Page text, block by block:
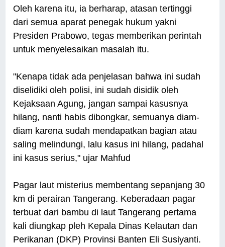
Oleh karena itu, ia berharap, atasan tertinggi
dari semua aparat penegak hukum yakni
Presiden Prabowo, tegas memberikan perintah
untuk menyelesaikan masalah itu.
"Kenapa tidak ada penjelasan bahwa ini sudah
diselidiki oleh polisi, ini sudah disidik oleh
Kejaksaan Agung, jangan sampai kasusnya
hilang, nanti habis dibongkar, semuanya diam-
diam karena sudah mendapatkan bagian atau
saling melindungi, lalu kasus ini hilang, padahal
ini kasus serius," ujar Mahfud
Pagar laut misterius membentang sepanjang 30
km di perairan Tangerang. Keberadaan pagar
terbuat dari bambu di laut Tangerang pertama
kali diungkap pleh Kepala Dinas Kelautan dan
Perikanan (DKP) Provinsi Banten Eli Susiyanti.